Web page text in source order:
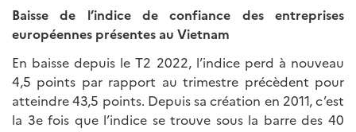
Baisse de l’indice de confiance des entreprises
européennes présentes au Vietnam
En baisse depuis le T2 2022, l’indice perd à nouveau
4,5 points par rapport au trimestre précèdent pour
atteindre 43,5 points. Depuis sa création en 2011, c’est
la 3e fois que l’indice se trouve sous la barre des 40